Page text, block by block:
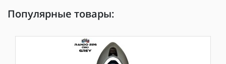
Популярные товары: